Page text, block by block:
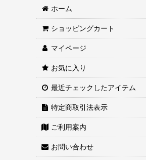
ホーム
ショッピングカート
マイページ
お気に入り
最近チェックしたアイテム
特定商取引法表示
ご利用案内
お問い合わせ